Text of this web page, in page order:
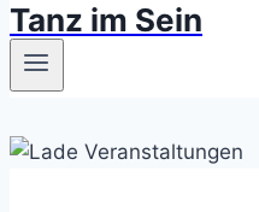
Tanz im Sein